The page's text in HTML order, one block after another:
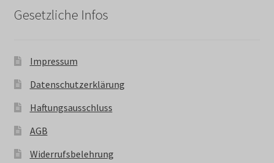
Gesetzliche Infos
Impressum
Datenschutzerklärung
Haftungsausschluss
AGB
Widerrufsbelehrung